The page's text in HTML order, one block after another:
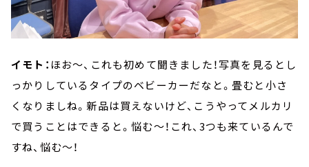
イモト：ほお～、これも初めて聞きました！写真を見るとし
っかりしているタイプのベビーカーだなと。畳むと小さ
くなりましね。新品は買えないけど、こうやってメルカリ
で買うことはできると。悩む～！これ、3つも来ているんで
すね、悩む～！